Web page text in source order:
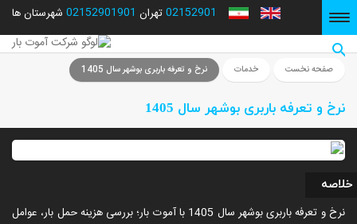
صفحه نخست
تهران 02152901901 02152901
صفحه نخست خدمات نرخ و تعرفه باربری بوشهر سال 1405
نرخ و تعرفه باربری بوشهر سال 1405
خلاصه
نرخ و تعرفه باربری بوشهر سال 1405 با آموت بار؛ بررسی هزینه حمل بار، عوامل